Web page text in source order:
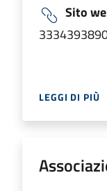
Sito
LEGGI DI PIÙ